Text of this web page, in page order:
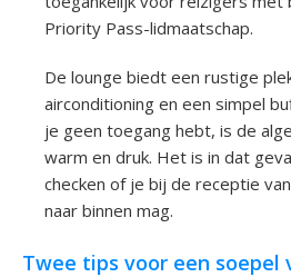
Priority Pass-lidmaatschap.
De lounge biedt een rustige
airconditioning en een simpel
je geen toegang hebt, is de
warm en druk. Het is in dat
checken of je bij de receptie
naar binnen mag.
Twee tips voor een soepel